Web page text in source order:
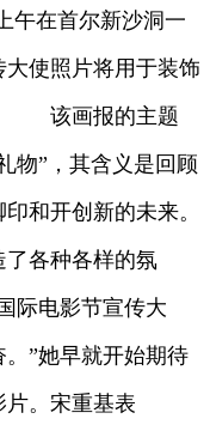
午在首尔新沙洞一
使照片将用于装饰
。 该画报的主题
物”，其含义是回顾
和开创新的未来。
了各种各样的氛
电影节宣传大
”她早就开始期待
。宋重基表